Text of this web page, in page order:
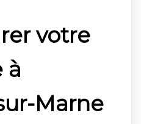
votre
à
Marne